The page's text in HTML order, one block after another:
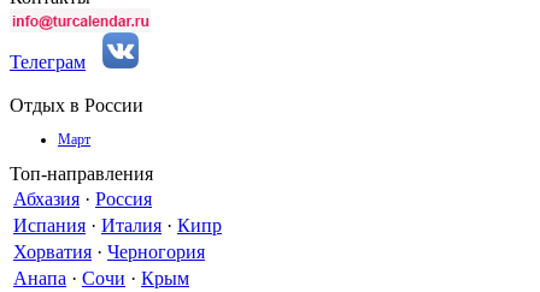
Телеграм
Отдых в России
Март
Топ-направления
Абхазия · Россия
Испания · Италия · Кипр
Хорватия · Черногория
Анапа · Сочи · Крым